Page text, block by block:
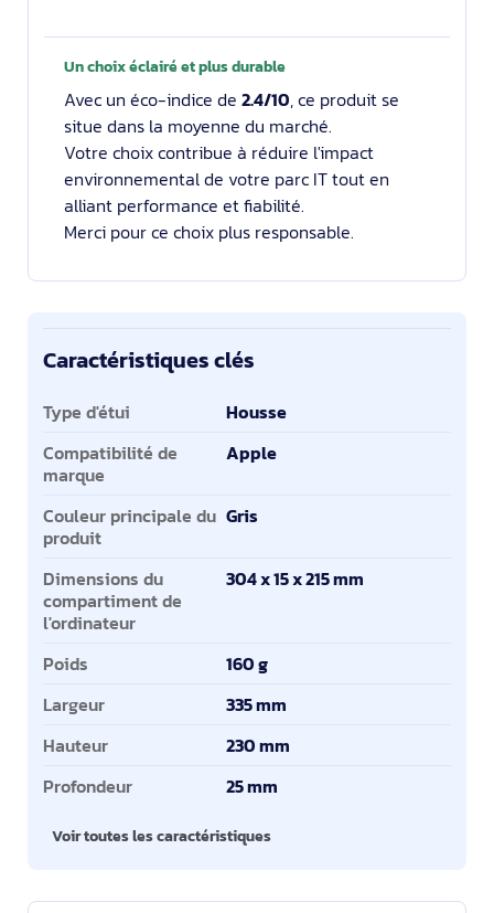
Un choix éclairé et plus durable
Avec un éco-indice de 2.4/10, ce produit se
situe dans la moyenne du marché.
Votre choix contribue à réduire l'impact
environnemental de votre parc IT tout en
alliant performance et fiabilité.
Merci pour ce choix plus responsable.
Caractéristiques clés
Caractéristiques clés
Type d'étui
Housse
Compatibilité de
marque
Apple
Couleur principale du
produit
Gris
Dimensions du
compartiment de
l'ordinateur
304 x 15 x 215 mm
Poids
160 g
Largeur
335 mm
Hauteur
230 mm
Profondeur
25 mm
Voir toutes les caractéristiques